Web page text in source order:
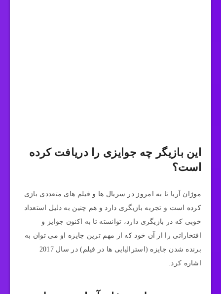
این بازیگر چه جوایزی را دریافت کرده
است؟
موژان آریا تا به امروز در سریال ها و فیلم‌ های متعددی بازی
کرده است و تجربه بازیگری دارد و هم چنین به دلیل استعداد
خوبی که در بازیگری دارد، توانسته تا به اکنون جوایز و
افتخاراتی را از آن خود که از مهم ترین جایزه او می‌ توان به
برنده شدن جایزه (استرالیایی‌ ها در فیلم) در سال 2017
اشاره کرد.